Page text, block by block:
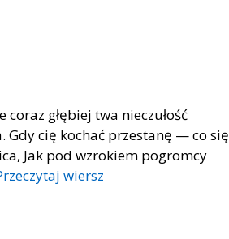
głębiej twa nieczułość
Gdy cię kochać przestanę — co się
Jak pod wzrokiem pogromcy
wiersz